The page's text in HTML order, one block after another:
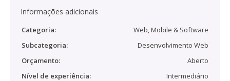
Informações adicionais
Categoria:
Web, Mobile & Software
Subcategoria:
Desenvolvimento Web
Orçamento:
Aberto
Nível de experiência:
Intermediário